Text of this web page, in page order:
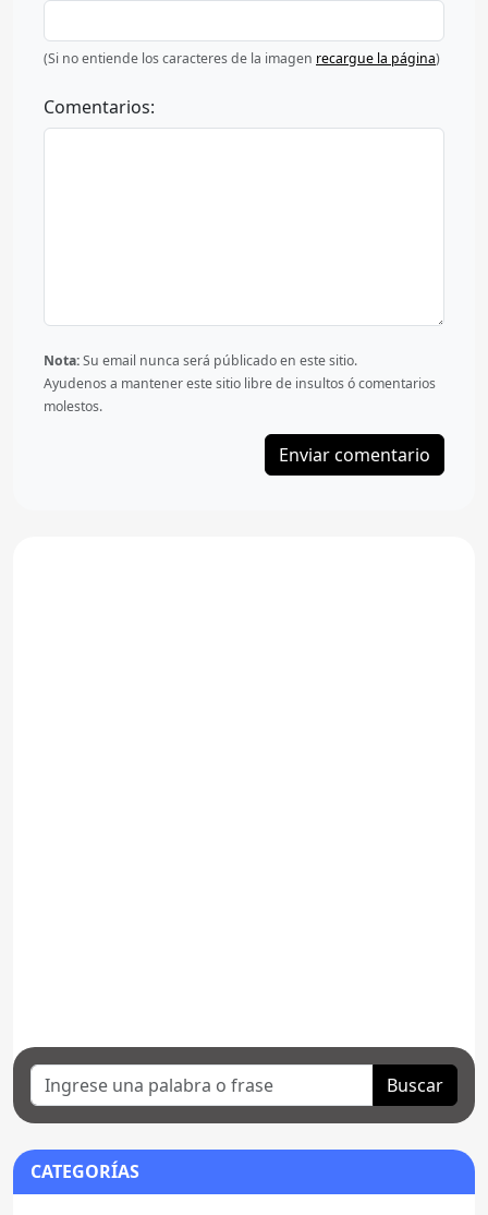
(Si no entiende los caracteres de la imagen recargue la página)
Comentarios:
Nota:Su email nunca será públicado en este sitio.
Ayudenos a mantener este sitio libre de insultos ó comentarios
molestos.
Buscar
CATEGORÍAS